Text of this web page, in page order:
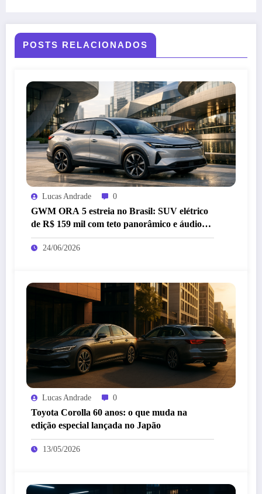
POSTS RELACIONADOS
Lucas Andrade 0
GWM ORA 5 estreia no Brasil: SUV elétrico
de R$ 159 mil com teto panorâmico e áudio
premium
24/06/2026
Lucas Andrade 0
Toyota Corolla 60 anos: o que muda na
edição especial lançada no Japão
13/05/2026